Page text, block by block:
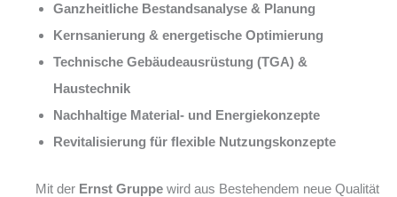
Ganzheitliche Bestandsanalyse & Planung
Kernsanierung & energetische Optimierung
Technische Gebäudeausrüstung (TGA) &
Haustechnik
Nachhaltige Material- und Energiekonzepte
Revitalisierung für flexible Nutzungskonzepte
Mit der Ernst Gruppe wird aus Bestehendem neue Qualität